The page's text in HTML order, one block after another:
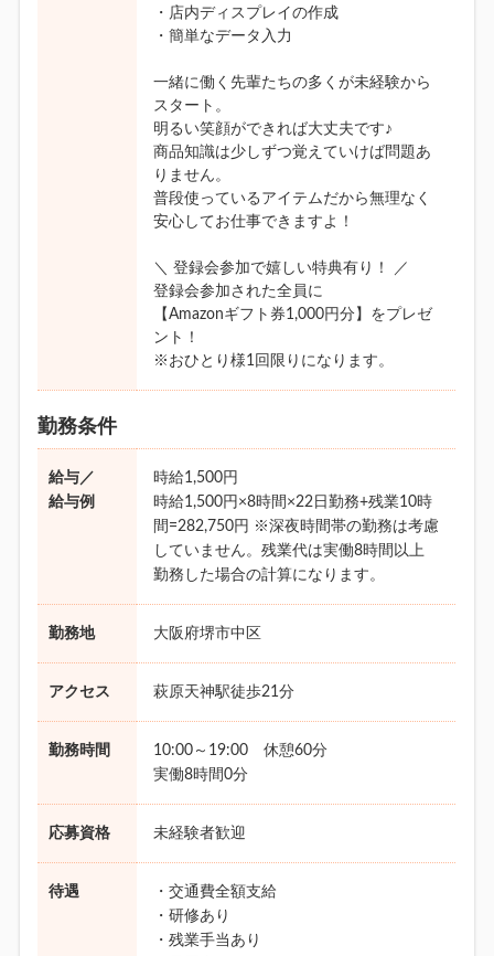
・店内ディスプレイの作成
・簡単なデータ入力
一緒に働く先輩たちの多くが未経験から
スタート。
明るい笑顔ができれば大丈夫です♪
商品知識は少しずつ覚えていけば問題あ
りません。
普段使っているアイテムだから無理なく
安心してお仕事できますよ！
＼ 登録会参加で嬉しい特典有り！ ／
登録会参加された全員に
【Amazonギフト券1,000円分】をプレゼ
ント！
※おひとり様1回限りになります。
勤務条件
給与／
給与例
時給1,500円
時給1,500円×8時間×22日勤務+残業10時
間=282,750円 ※深夜時間帯の勤務は考慮
していません。残業代は実働8時間以上
勤務した場合の計算になります。
勤務地 大阪府堺市中区
アクセス 萩原天神駅徒歩21分
勤務時間
10:00～19:00 休憩60分
実働8時間0分
応募資格 未経験者歓迎
待遇
・交通費全額支給
・研修あり
・残業手当あり